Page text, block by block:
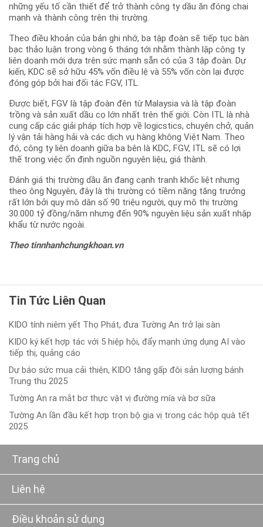
những yếu tố cần thiết để trở thành công ty dầu ăn đóng chai
mạnh và thành công trên thị trường.
Theo điều khoản của bản ghi nhớ, ba tập đoàn sẽ tiếp tục bàn
bạc thảo luận trong vòng 6 tháng tới nhằm thành lập công ty
liên doanh mới dựa trên sức mạnh sẵn có của 3 tập đoàn. Dự
kiến, KDC sẽ sở hữu 45% vốn điều lệ và 55% vốn còn lại được
đóng góp bởi hai đối tác FGV, ITL.
Được biết, FGV là tập đoàn đên từ Malaysia và là tập đoàn
trồng và sản xuất dầu cọ lớn nhất trên thế giới. Còn ITL là nhà
cung cấp các giải pháp tích hợp về logicstics, chuyên chở, quản
lý vận tải hàng hải và các dịch vụ hàng không Việt Nam. Theo
đó, công ty liên doanh giữa ba bên là KDC, FGV, ITL sẽ có lợi
thế trong việc ổn định nguồn nguyên liệu, giá thành.
Đánh giá thị trường dầu ăn đang cạnh tranh khốc liệt nhưng
theo ông Nguyên, đây là thị trường có tiềm năng tăng trưởng
rất lớn bởi quy mô dân số 90 triệu người, quy mô thị trường
30.000 tỷ đồng/năm nhưng đến 90% nguyên liệu sản xuất nhập
khẩu từ nước ngoài.
Theo tinnhanhchungkhoan.vn
Tin Tức Liên Quan
KIDO tính niêm yết Thọ Phát, đưa Tường An trở lại sàn
KIDO ký kết hợp tác với 5 hiệp hội, đẩy mạnh ứng dụng AI vào
tiếp thị, quảng cáo
Dự báo sức mua cải thiện, KIDO tăng gấp đôi sản lượng bánh
Trung thu 2025
Tường An ra mắt bơ thực vật vị đường mía và bơ sữa
Tường An lần đầu kết hợp trọn bộ gia vị trong các hộp quà tết
2025
Trang chủ
Liên hệ
Điều khoản sử dụng